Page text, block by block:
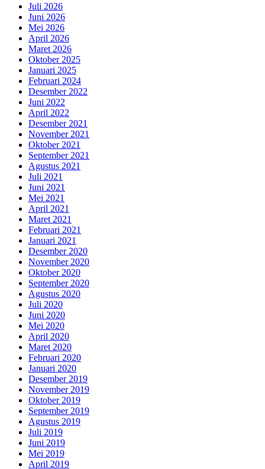
Juli 2026
Juni 2026
Mei 2026
April 2026
Maret 2026
Oktober 2025
Januari 2025
Februari 2024
Desember 2022
Juni 2022
April 2022
Desember 2021
November 2021
Oktober 2021
September 2021
Agustus 2021
Juli 2021
Juni 2021
Mei 2021
April 2021
Maret 2021
Februari 2021
Januari 2021
Desember 2020
November 2020
Oktober 2020
September 2020
Agustus 2020
Juli 2020
Juni 2020
Mei 2020
April 2020
Maret 2020
Februari 2020
Januari 2020
Desember 2019
November 2019
Oktober 2019
September 2019
Agustus 2019
Juli 2019
Juni 2019
Mei 2019
April 2019